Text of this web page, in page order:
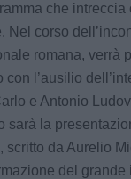
che intreccia
Nel corso
romana, verrà
con l’ausilio
e Antonio
sarà la
scritto da Aurelio
del grande